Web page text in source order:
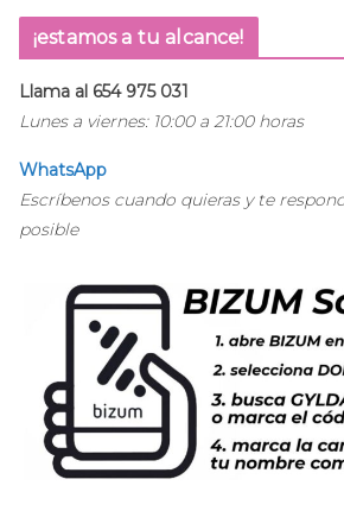
¡estamos a tu alcance!
Llama al 654 975 031
Lunes a viernes: 10:00 a 21:00 horas
WhatsApp
Escríbenos cuando quieras y te
posible